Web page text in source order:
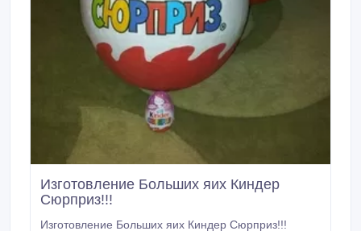
Изготовление Больших яих Киндер
Сюрприз!!!
Изготовление Больших яих Киндер Сюрприз!!!